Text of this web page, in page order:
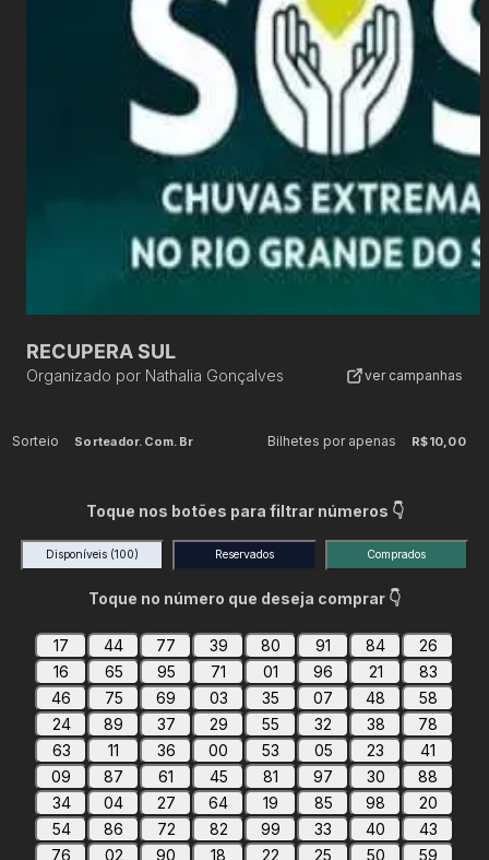
RECUPERA SUL
Organizado por Nathalia Gonçalves ver campanhas
Sorteio Sorteador.com.br Bilhetes por apenas R$10,00
Toque nos botões para filtrar números 👇
Disponíveis (100) Reservados Comprados
Toque no número que deseja comprar 👇
17 44 77 39 80 91 84
26
16
65 95 71 01 96 21
83
46
75 69 03 35 07 48
58
24
89 37 29 55 32 38
78
63
11 36 00 53 05 23
41
09
87 61 45 81 97 30
88
34
04 27 64 19 85 98
20
54
86 72 82 99 33 40
43
76
02 90 18 22 25 50
59